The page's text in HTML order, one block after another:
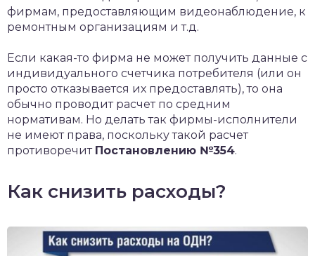
фирмам, предоставляющим видеонаблюдение, к
ремонтным организациям и т.д.
Если какая-то фирма не может получить данные с
индивидуального счетчика потребителя (или он
просто отказывается их предоставлять), то она
обычно проводит расчет по средним
нормативам. Но делать так фирмы-исполнители
не имеют права, поскольку такой расчет
противоречит Постановлению №354.
Как снизить расходы?